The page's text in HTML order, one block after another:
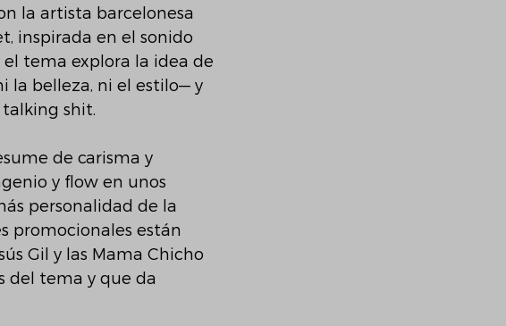
la artista barcelonesa
inspirada en el sonido
el tema explora la idea de
la belleza, ni el estilo— y
shit.
de carisma y
y flow en unos
personalidad de la
promocionales están
Gil y las Mama Chicho
del tema y que da